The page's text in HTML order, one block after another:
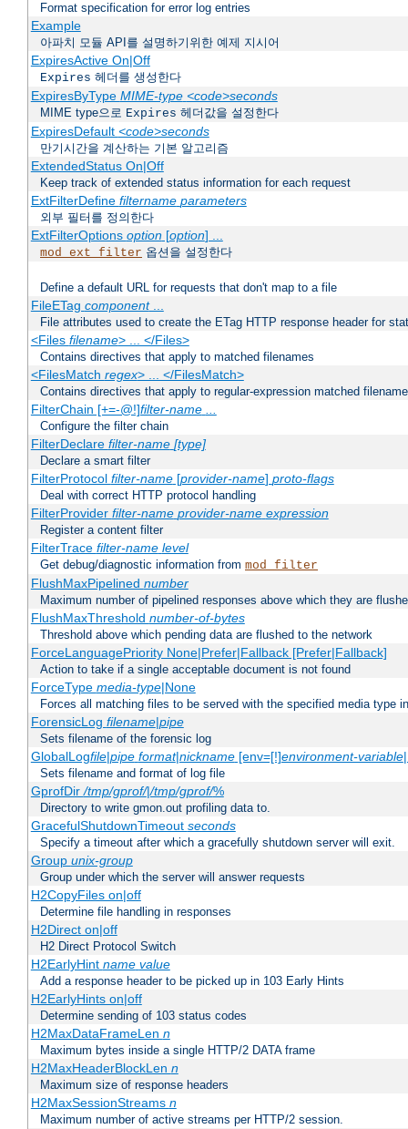
Format specification for error log entries
Example
아파치 모듈 API를 설명하기위한 예제 지시어
ExpiresActive On|Off
Expires 헤더를 생성한다
ExpiresByType MIME-type <code>seconds
MIME type으로 Expires 헤더값을 설정한다
ExpiresDefault <code>seconds
만기시간을 계산하는 기본 알고리즘
ExtendedStatus On|Off
Keep track of extended status information for each request
ExtFilterDefine filtername parameters
외부 필터를 정의한다
ExtFilterOptions option[option] ...
mod_ext_filter 옵션을 설정한다
Define a default URL for requests that don't map to a file
FileETag component...
File attributes used to create the ETag HTTP response header for
<Files filename> ... </Files>
Contains directives that apply to matched filenames
<FilesMatch regex> ... </FilesMatch>
Contains directives that apply to regular-expression matched
FilterChain [+=-@!]filter-name ...
Configure the filter chain
FilterDeclare filter-name [type]
Declare a smart filter
FilterProtocol filter-name[provider-name] proto-flags
Deal with correct HTTP protocol handling
FilterProvider filter-name provider-name expression
Register a content filter
FilterTrace filter-name level
Get debug/diagnostic information from mod_filter
FlushMaxPipelined number
Maximum number of pipelined responses above which they are
FlushMaxThreshold number-of-bytes
Threshold above which pending data are flushed to the network
ForceLanguagePriority None|Prefer|Fallback [Prefer|Fallback]
Action to take if a single acceptable document is not found
ForceType media-type|None
Forces all matching files to be served with the specified media type
ForensicLog filename|pipe
Sets filename of the forensic log
GlobalLogfile|pipe format|nickname[env=[!]environment-variable
Sets filename and format of log file
GprofDir/tmp/gprof/|/tmp/gprof/%
Directory to write gmon.out profiling data to.
GracefulShutdownTimeout seconds
Specify a timeout after which a gracefully shutdown server will exit.
Group unix-group
Group under which the server will answer requests
H2CopyFiles on|off
Determine file handling in responses
H2Direct on|off
H2 Direct Protocol Switch
H2EarlyHint name value
Add a response header to be picked up in 103 Early Hints
H2EarlyHints on|off
Determine sending of 103 status codes
H2MaxDataFrameLen n
Maximum bytes inside a single HTTP/2 DATA frame
H2MaxHeaderBlockLen n
Maximum size of response headers
H2MaxSessionStreams n
Maximum number of active streams per HTTP/2 session.